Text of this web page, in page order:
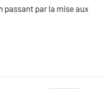
par la mise aux